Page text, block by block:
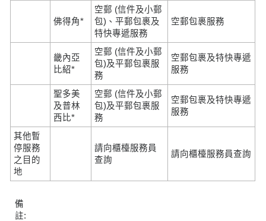
佛得角*
空郵 (信件及小郵
包)、平郵包裹及
特快專遞服務
空郵包裹服務
畿內亞
比紹*
空郵 (信件及小郵
包)及平郵包裹服
務
空郵包裹及特快專遞
服務
聖多美
及普林
西比*
空郵 (信件及小郵
包)及平郵包裹服
務
空郵包裹及特快專遞
服務
其他暫
停服務
之目的
地
請向櫃檯服務員
查詢
請向櫃檯服務員查詢
備
註: